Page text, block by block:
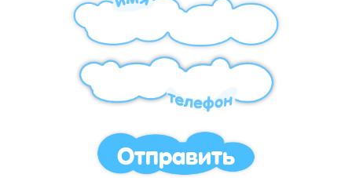
Отправить